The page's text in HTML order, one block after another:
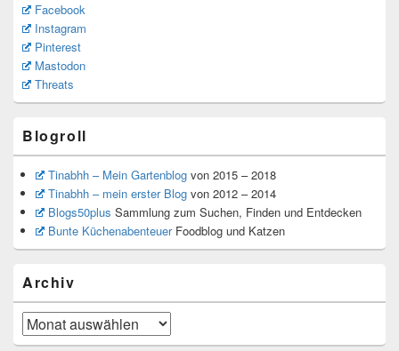
Facebook
Instagram
Pinterest
Mastodon
Threats
Blogroll
Tinabhh – Mein Gartenblogvon 2015 – 2018
Tinabhh – mein erster Blogvon 2012 – 2014
Blogs50plus Sammlung zum Suchen, Finden und Entdecken
Bunte KüchenabenteuerFoodblog und Katzen
Archiv
Archiv